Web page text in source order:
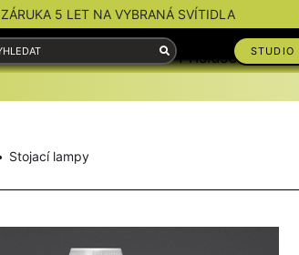
ZÁRUKA 5 LET NA VYBRANÁ SVÍTIDLA
STUDIO
Venkovní svítidla Příslušenství
Stojací lampy